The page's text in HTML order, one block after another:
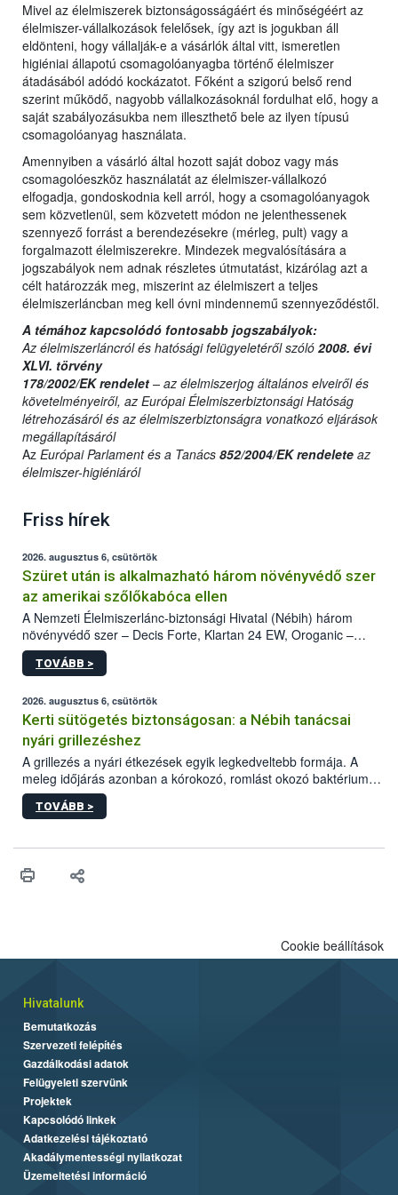
Mivel az élelmiszerek biztonságosságáért és minőségéért az
élelmiszer-vállalkozások felelősek, így azt is jogukban áll
eldönteni, hogy vállalják-e a vásárlók által vitt, ismeretlen
higiéniai állapotú csomagolóanyagba történő élelmiszer
átadásából adódó kockázatot. Főként a szigorú belső rend
szerint működő, nagyobb vállalkozásoknál fordulhat elő, hogy a
saját szabályozásukba nem illeszthető bele az ilyen típusú
csomagolóanyag használata.
Amennyiben a vásárló által hozott saját doboz vagy más
csomagolóeszköz használatát az élelmiszer-vállalkozó
elfogadja, gondoskodnia kell arról, hogy a csomagolóanyagok
sem közvetlenül, sem közvetett módon ne jelenthessenek
szennyező forrást a berendezésekre (mérleg, pult) vagy a
forgalmazott élelmiszerekre. Mindezek megvalósítására a
jogszabályok nem adnak részletes útmutatást, kizárólag azt a
célt határozzák meg, miszerint az élelmiszert a teljes
élelmiszerláncban meg kell óvni mindennemű szennyeződéstől.
A témához kapcsolódó fontosabb jogszabályok:
Az élelmiszerláncról és hatósági felügyeletéről szóló 2008. évi
XLVI. törvény
178/2002/EK rendelet – az élelmiszerjog általános elveiről és
követelményeiről, az Európai Élelmiszerbiztonsági Hatóság
létrehozásáról és az élelmiszerbiztonságra vonatkozó eljárások
megállapításáról
Az Európai Parlament és a Tanács 852/2004/EK rendelete az
élelmiszer-higiéniáról
Friss hírek
2026. augusztus 6, csütörtök
Szüret után is alkalmazható három növényvédő szer
az amerikai szőlőkabóca ellen
A Nemzeti Élelmiszerlánc-biztonsági Hivatal (Nébih) három
növényvédő szer – Decis Forte, Klartan 24 EW, Oroganic –
engedélyokiratát módosította, így azok a szüretet követően,
egészen a vesszőérettség (BBCH 91) stádiumáig
érésű szőlőkben is legyen lehetőség a károsító elleni további
védekezésre. Az Oroganic készítmény kis kiszerelésben kiskerti
felhasználók számára is elérhető és ökológiai termesztésben is
engedélyezett.
TOVÁBB >
2026. augusztus 6, csütörtök
Kerti sütögetés biztonságosan: a Nébih tanácsai
nyári grillezéshez
A grillezés a nyári étkezések egyik legkedveltebb formája. A
meleg időjárás azonban a kórokozó, romlást okozó baktériumok
gyorsabb szaporodásának is kedvez. A szabadtéri sütögetés
ezért nem csupán a megfelelő sütési technikáról szól: legalább
higiéniai szabályok betartása, a megfelelő hőkezelés, valamint a
biztonsági Hivatal (Nébih) Oktatási Programja összegyűjtötte a
TOVÁBB >
Cookie beállítások
Hivatalunk
Bemutatkozás
Szervezeti felépítés
Gazdálkodási adatok
Felügyeleti szervünk
Projektek
Kapcsolódó linkek
Adatkezelési tájékoztató
Akadálymentességi nyilatkozat
Üzemeltetési információ